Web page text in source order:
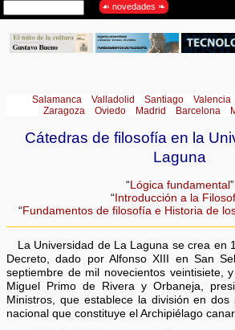
Salamanca Valladolid Santiago Valencia
Zaragoza
Oviedo Madrid Barcelona
Cátedras de filosofía en la
Laguna
“Lógica fundamental ”
“Introducción a la
“Fundamentos de filosofía e Historia de
La Universidad de La Laguna se crea en
Decreto, dado por Alfonso XIII en San
septiembre de mil novecientos veintisiete,
Miguel Primo de Rivera y Orbaneja,
Ministros, que establece la división en dos
nacional que constituye el Archipiélago